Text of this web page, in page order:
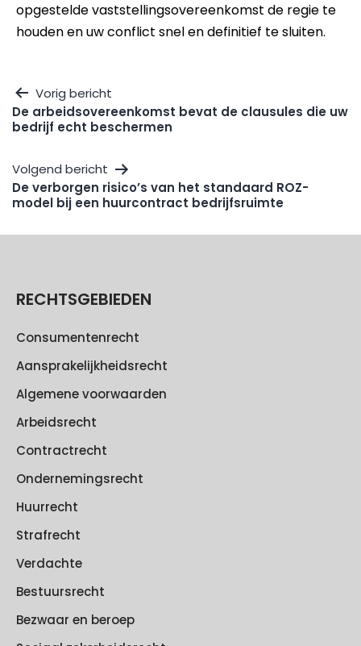
opgestelde vaststellingsovereenkomst de regie te
houden en uw conflict snel en definitief te sluiten.
Vorig bericht
De arbeidsovereenkomst bevat de clausules die uw
bedrijf echt beschermen
Volgend bericht
De verborgen risico’s van het standaard ROZ-
model bij een huurcontract bedrijfsruimte
RECHTSGEBIEDEN
Consumentenrecht
Aansprakelijkheidsrecht
Algemene voorwaarden
Arbeidsrecht
Contractrecht
Ondernemingsrecht
Huurrecht
Strafrecht
Verdachte
Bestuursrecht
Bezwaar en beroep